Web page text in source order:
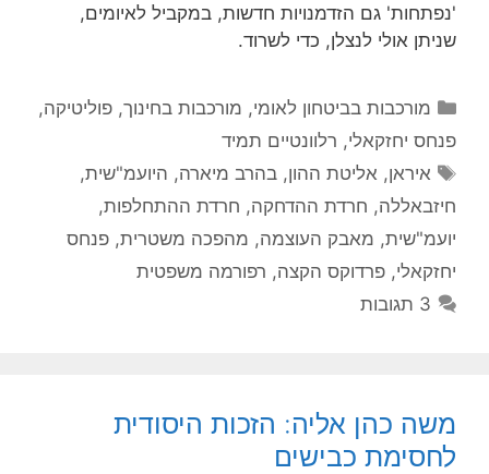
'נפתחות' גם הזדמנויות חדשות, במקביל לאיומים,
שניתן אולי לנצלן, כדי לשרוד.
קטגוריות
מורכבות בביטחון לאומי, מורכבות בחינוך,פוליטיקה,
פנחס יחזקאלי, רלוונטיים תמיד
תגיות
איראן, אליטת ההון,בהרב מיארה, היועמ"שית,
חיזבאללה, חרדת ההדחקה, חרדת ההתחלפות,
יועמ"שית, מאבק העוצמה, מהפכה משטרית, פנחס
יחזקאלי, פרדוקס הקצה, רפורמה משפטית
3 תגובות
משה כהן אליה: הזכות היסודית
לחסימת כבישים